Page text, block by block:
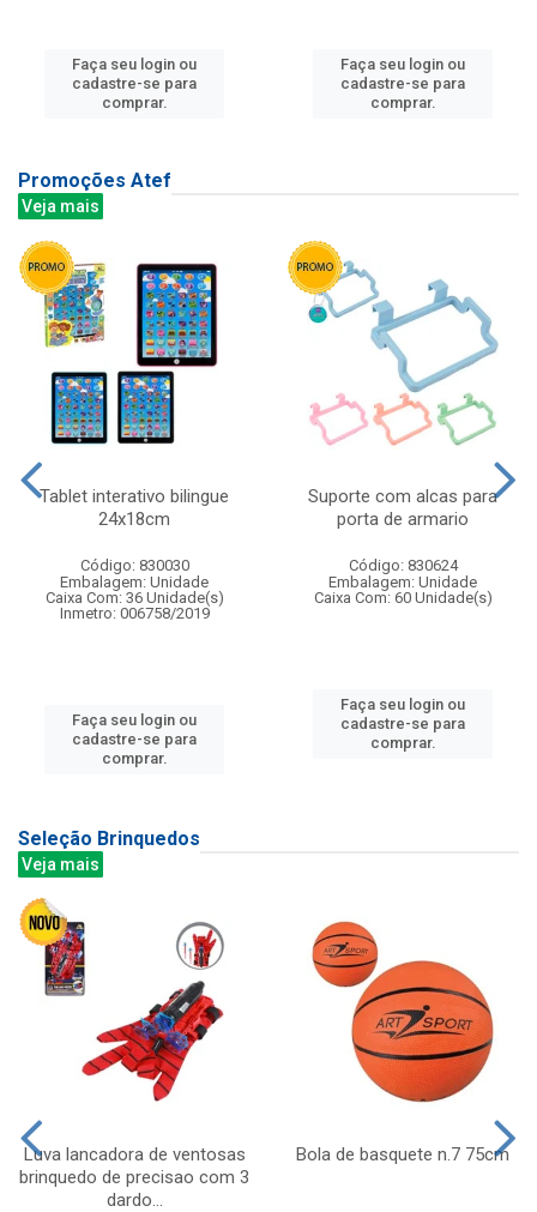
Faça seu login ou
cadastre-se para
comprar.
Faça seu login ou
cadastre-se para
comprar.
Promoções Atef
Veja mais
Tablet interativo bilingue
24x18cm
Código: 830030
Embalagem: Unidade
Caixa Com: 36 Unidade(s)
Inmetro: 006758/2019
Faça seu login ou
cadastre-se para
comprar.
Suporte com alcas para
porta de armario
Código: 830624
Embalagem: Unidade
Caixa Com: 60 Unidade(s)
Faça seu login ou
cadastre-se para
comprar.
Seleção Brinquedos
Veja mais
Luva lancadora de ventosas
brinquedo de precisao com 3
dardo...
Bola de basquete n.7 75cm